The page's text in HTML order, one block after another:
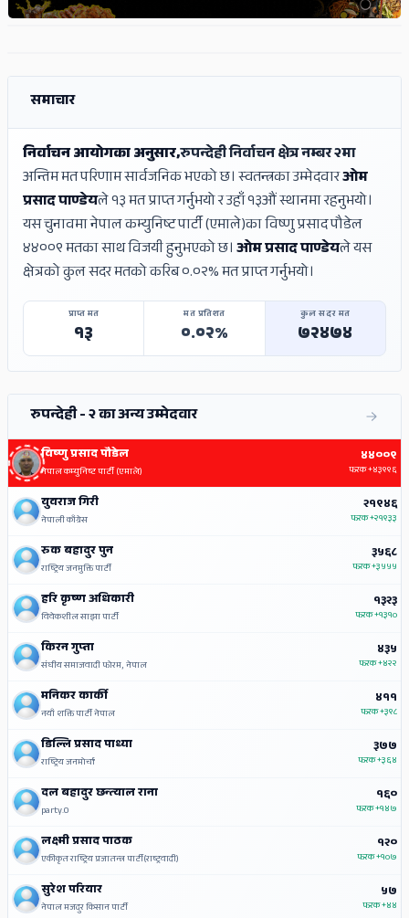
समाचार
निर्वाचन आयोगका अनुसार,रुपन्देही निर्वाचन क्षेत्र नम्बर २मा
अन्तिम मत परिणाम सार्वजनिक भएको छ। स्वतन्त्रका उम्मेदवारओम
प्रसाद पाण्डेयले १३ मत प्राप्त गर्नुभयो र उहाँ १३औं स्थानमा रहनुभयो।
यस चुनावमा नेपाल कम्युनिष्ट पार्टी (एमाले)का विष्‍णु प्रसाद पौडेल
४४००९ मतका साथ विजयी हुनुभएको छ।ओम प्रसाद पाण्डेयले यस
क्षेत्रको कुल सदर मतको करिब ०.०२% मत प्राप्त गर्नुभयो।
प्राप्त मत
१३
मत प्रतिशत
०.०२%
कुल सदर मत
७२४७४
रुपन्देही - २ का अन्य उम्मेदवार
विष्‍णु प्रसाद पौडेल
नेपाल कम्युनिष्ट पार्टी (एमाले)
४४००९
फरक+४३९९६
युवराज गिरी
नेपाली काँग्रेस
२१९४६
फरक+२१९३३
रुक बहादुर पुन
राष्ट्रिय जनमुक्ति पार्टी
३५६८
फरक+३५५५
हरि कृष्ण अधिकारी
विवेकशील साझा पार्टी
१३२३
फरक+१३१०
किरन गुप्ता
संघीय समाजवादी फोरम, नेपाल
४३५
फरक+४२२
मनिकर कार्की
नयाँ शक्ति पार्टी नेपाल
४११
फरक+३९८
डिल्लि प्रसाद पाध्या
राष्ट्रिय जनमोर्चा
३७७
फरक+३६४
दल बहादुर छन्‍त्‍याल राना
party.0
१६०
फरक+१४७
लक्ष्मी प्रसाद पाठक
एकीकृत राष्ट्रिय प्रजातन्त्र पार्टी(राष्ट्रवादी)
१२०
फरक+१०७
सुरेश परियार
नेपाल मजदुर किसान पार्टी
५७
फरक+४४